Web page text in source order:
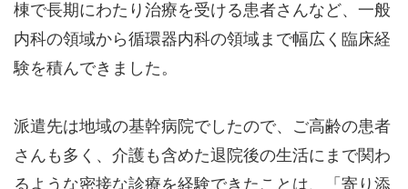
棟で長期にわたり治療を受ける患者さんなど、一般
内科の領域から循環器内科の領域まで幅広く臨床経
験を積んできました。
派遣先は地域の基幹病院でしたので、ご高齢の患者
さんも多く、介護も含めた退院後の生活にまで関わ
るような密接な診療を経験できたことは、「寄り添